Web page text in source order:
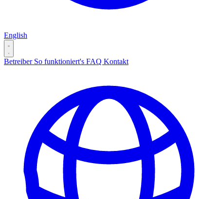
English
Betreiber So funktioniert's FAQ Kontakt